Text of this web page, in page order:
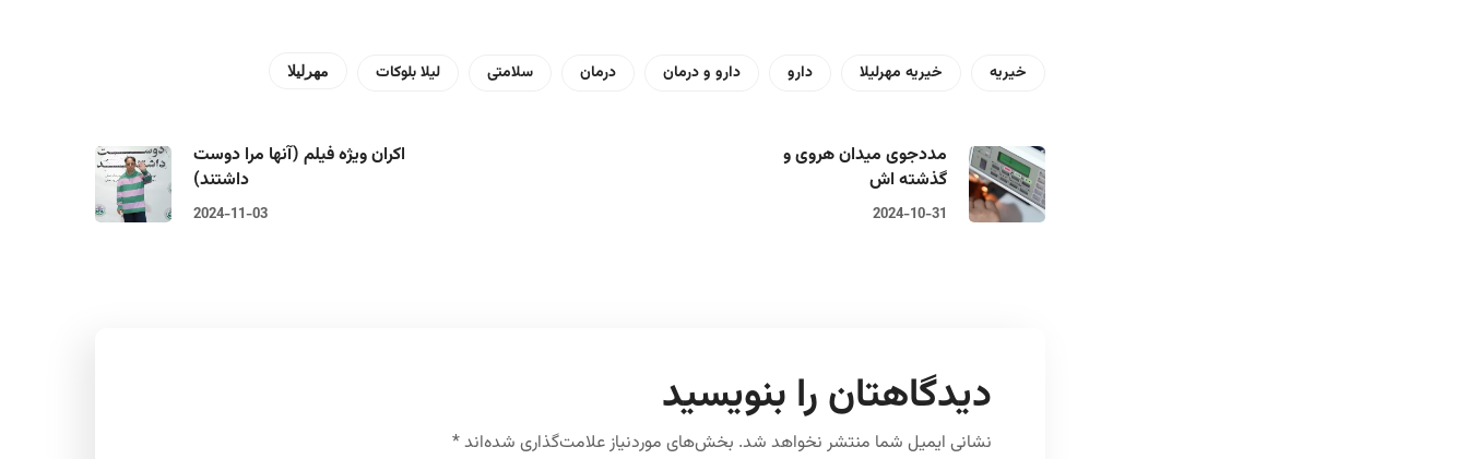
خیریه خیریه مهرلیلا دارو دارو و درمان درمان سلامتی لیلا بلوکات مهرلیلا
مددجوی میدان هروی و
گذشته اش
2024-10-31
اکران ویژه فیلم (آنها مرا دوست
داشتند)
2024-11-03
دیدگاهتان را بنویسید
نشانی ایمیل شما منتشر نخواهد شد. بخش‌های موردنیاز علامت‌گذاری شده‌اند*